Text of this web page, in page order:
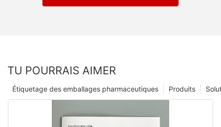
TU POURRAIS AIMER
Produits
Étiquetage des emballages pharmaceutiques